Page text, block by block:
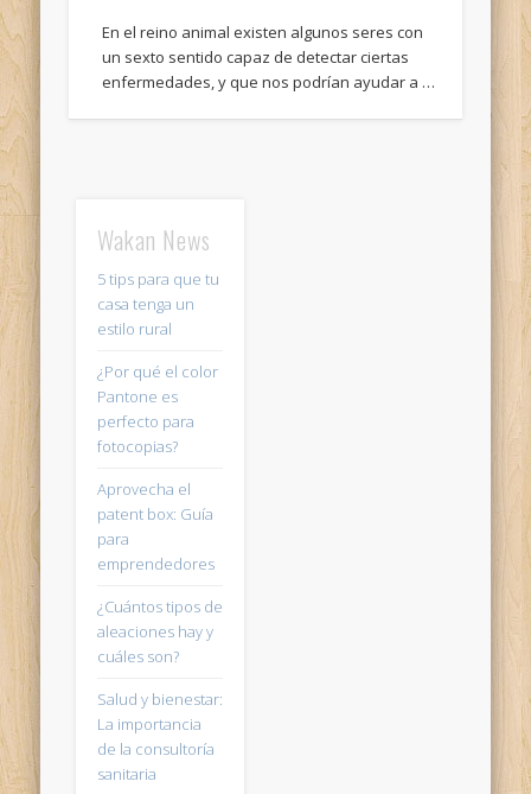
En el reino animal existen algunos seres con
un sexto sentido capaz de detectar ciertas
enfermedades, y que nos podrían ayudar a …
Wakan News
5 tips para que tu
casa tenga un
estilo rural
¿Por qué el color
Pantone es
perfecto para
fotocopias?
Aprovecha el
patent box: Guía
para
emprendedores
¿Cuántos tipos de
aleaciones hay y
cuáles son?
Salud y bienestar:
La importancia
de la consultoría
sanitaria